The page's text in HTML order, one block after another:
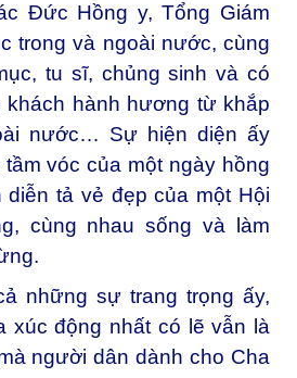
Đức Hồng y, Tổng Giám
trong và ngoài nước, cùng
tu sĩ, chủng sinh và có
khách hành hương từ khắp
nước… Sự hiện diện ấy
vóc của một ngày hồng
diễn tả vẻ đẹp của một Hội
cùng nhau sống và làm
những sự trang trọng ấy,
xúc động nhất có lẽ vẫn là
người dân dành cho Cha